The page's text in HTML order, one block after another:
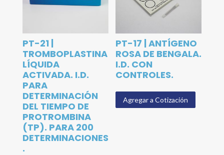
PT-21 |
TROMBOPLASTINA
LÍQUIDA
ACTIVADA. I.D.
PARA
DETERMINACIÓN
DEL TIEMPO DE
PROTROMBINA
(TP). PARA 200
DETERMINACIONES
.
PT-17 | ANTÍGENO
ROSA DE BENGALA.
I.D. CON
CONTROLES.
Agregar a Cotización